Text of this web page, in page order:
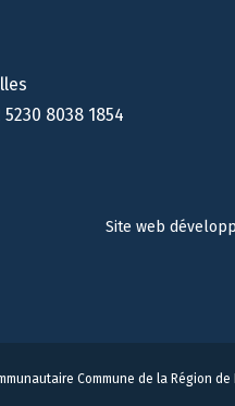
8038 1854
Site web
Commune de la Région